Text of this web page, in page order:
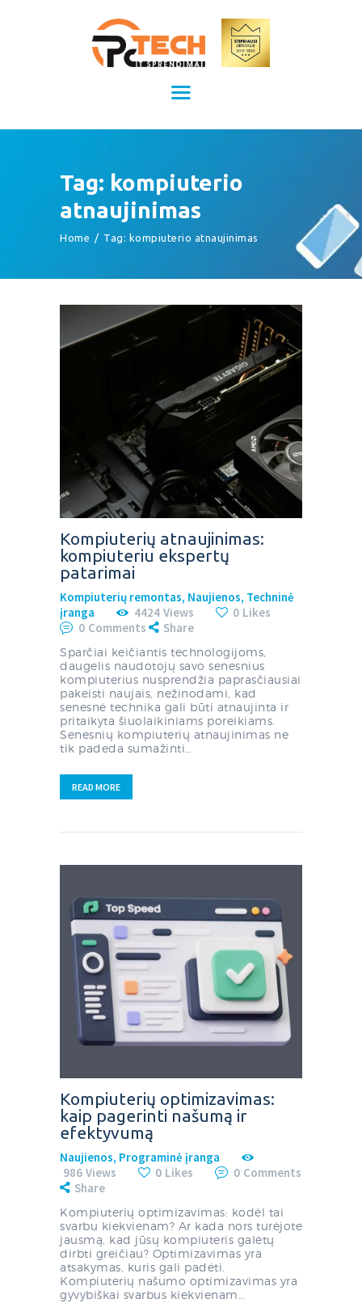
Tag: kompiuterio
atnaujinimas
Home Tag: kompiuterio atnaujinimas
Kompiuterių remontas Kaune
Kompiuterių priežiūra
APIE MUS
KONTAKTAI
Kompiuterių atnaujinimas:
kompiuteriu ekspertų
patarimai
Kompiuterių remontas, Naujienos, Techninė
įranga
4424 Views 0 Likes
0 Comments Share
Sparčiai keičiantis technologijoms,
daugelis naudotojų savo senesnius
kompiuterius nusprendžia paprasčiausiai
pakeisti naujais, nežinodami, kad
senesnė technika gali būti atnaujinta ir
pritaikyta šiuolaikiniams poreikiams.
Senesnių kompiuterių atnaujinimas ne
tik padeda sumažinti…
READ MORE
Kompiuterių optimizavimas:
kaip pagerinti našumą ir
efektyvumą
Naujienos, Programinė įranga
986 Views 0 Likes 0 Comments
Share
Kompiuterių optimizavimas: kodėl tai
svarbu kiekvienam? Ar kada nors turėjote
jausmą, kad jūsų kompiuteris galėtų
dirbti greičiau? Optimizavimas yra
atsakymas, kuris gali padėti.
Kompiuterių našumo optimizavimas yra
gyvybiškai svarbus kiekvienam…